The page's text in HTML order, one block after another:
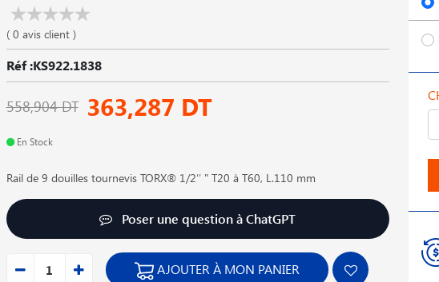
( 0 avis client )
Réf :KS922.1838
558,904 DT 363,287 DT
En Stock
Rail de 9 douilles tournevis TORX® 1/2′′ " T20 à T60, L.110 mm
Poser une question à ChatGPT
AJOUTER À MON PANIER